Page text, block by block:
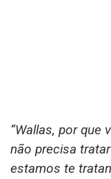
“Wallas, por que
não precisa
estamos te